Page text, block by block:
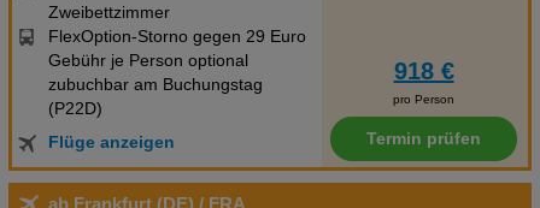
Zweibettzimmer
FlexOption-Storno gegen 29 Euro
Gebühr je Person optional
zubuchbar am Buchungstag
(P22D)
Flüge anzeigen
918 €
pro Person
Termin prüfen